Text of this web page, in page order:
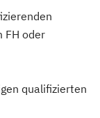
FH oder
qualifizierten